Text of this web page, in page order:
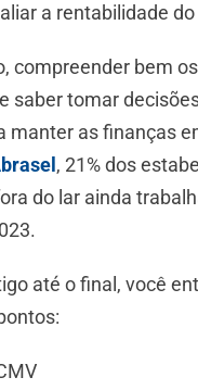
a rentabilidade
compreender bem
saber tomar
manter as finanças
, 21% dos
do lar ainda
até o final, você